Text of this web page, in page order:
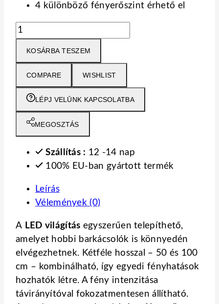
4 különböző fényerőszint érhető el
LameLED
világítótest
0.5m
mennyiség
KOSÁRBA TESZEM
COMPARE WISHLIST
LÉPJ VELŪNK KAPCSOLATBA
MEGOSZTÁS
Szállítás : 12 -14 nap
100% EU-ban gyártott termék
Leírás
Vélemények (0)
A LED világítás egyszerűen telepíthető,
amelyet hobbi barkácsolók is könnyedén
elvégezhetnek. Kétféle hosszal – 50 és 100
cm – kombinálható, így egyedi fényhatások
hozhatók létre. A fény intenzitása
távirányítóval fokozatmentesen állítható.